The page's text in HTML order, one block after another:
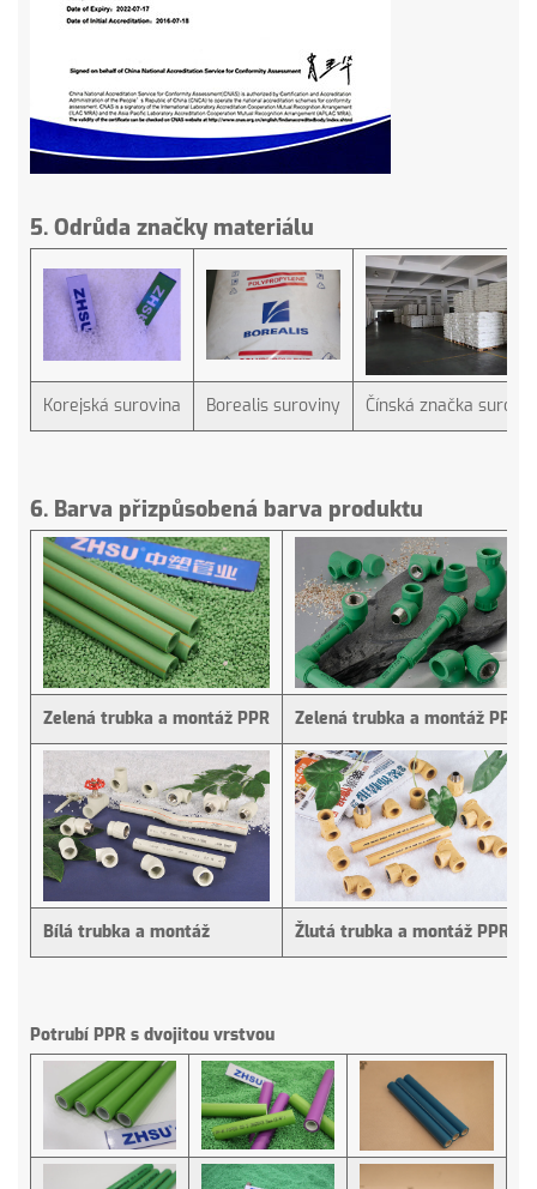
5. Odrůda značky materiálu
Korejská surovina Borealis suroviny Čínská značka
6. Barva přizpůsobená barva produktu
Zelená trubka a montáž PPR Zelená trubka a montáž PPR
Bílá trubka a montáž Žlutá trubka a montáž PPR
Potrubí PPR s dvojitou vrstvou